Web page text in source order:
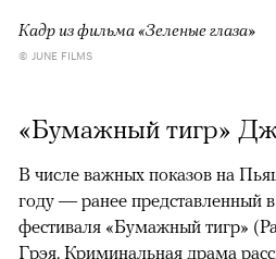
Кадр из фильма «Зеленые глаза»
© JUNE FILMS
«Бумажный тигр»
В числе важных показов на
году — ранее представленный
фестиваля «Бумажный тигр»
Грэя. Криминальная драма